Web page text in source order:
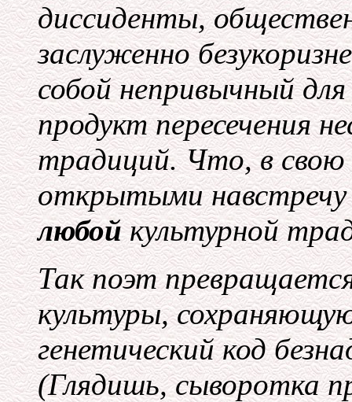
диссиденты,
заслуженно
собой непривычный
продукт пересечения
традиций. Что, в свою
открытыми
любойкультурной
Так поэт
культуры,
генетический код
(Глядишь, сыворотка